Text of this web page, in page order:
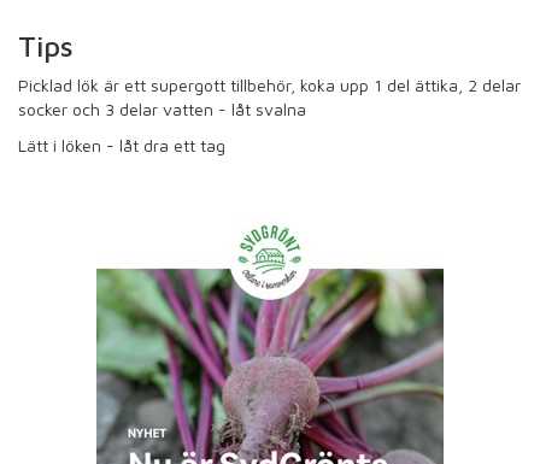
Tips
Picklad lök är ett supergott tillbehör, koka upp 1 del ättika, 2 delar
socker och 3 delar vatten - låt svalna
Lätt i löken - låt dra ett tag